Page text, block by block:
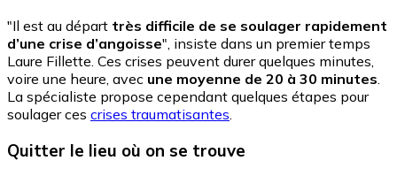
"Il est au départ très difficile de se soulager rapidement
d’une crise d’angoisse", insiste dans un premier temps
Laure Fillette. Ces crises peuvent durer quelques minutes,
voire une heure, avec une moyenne de 20 à 30 minutes
La spécialiste propose cependant quelques étapes pour
soulager ces crises traumatisantes
Quitter le lieu où on se trouve